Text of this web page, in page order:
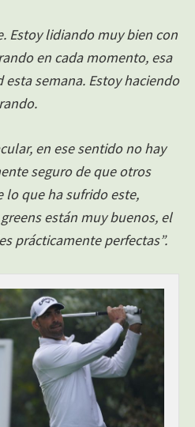
Estoy lidiando muy bien con
en cada momento, esa
semana. Estoy haciendo
en ese sentido no hay
seguro de que otros
lo que ha sufrido este,
están muy buenos, el
prácticamente perfectas”.